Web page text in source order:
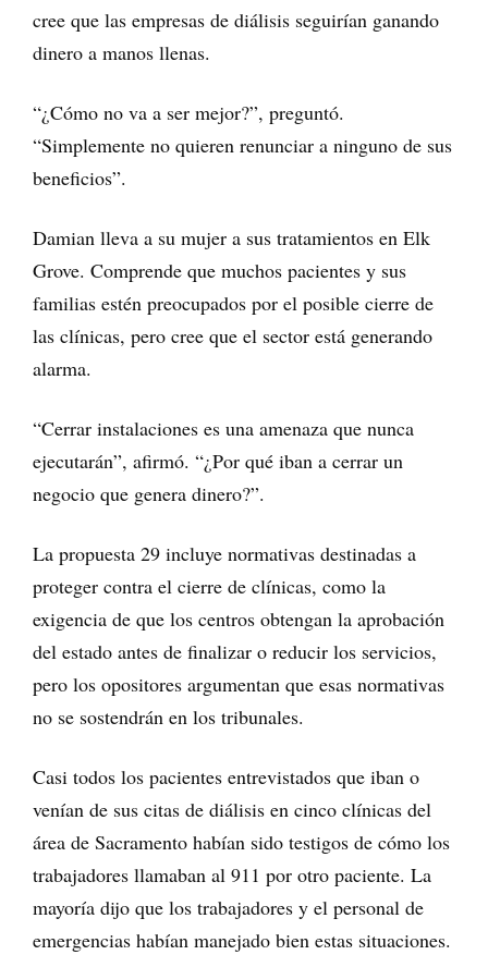
cree que las empresas de diálisis seguirían ganando
dinero a manos llenas.
“¿Cómo no va a ser mejor?”, preguntó.
“Simplemente no quieren renunciar a ninguno de sus
beneficios”.
Damian lleva a su mujer a sus tratamientos en Elk
Grove. Comprende que muchos pacientes y sus
familias estén preocupados por el posible cierre de
las clínicas, pero cree que el sector está generando
alarma.
“Cerrar instalaciones es una amenaza que nunca
ejecutarán”, afirmó. “¿Por qué iban a cerrar un
negocio que genera dinero?”.
La propuesta 29 incluye normativas destinadas a
proteger contra el cierre de clínicas, como la
exigencia de que los centros obtengan la aprobación
del estado antes de finalizar o reducir los servicios,
pero los opositores argumentan que esas normativas
no se sostendrán en los tribunales.
Casi todos los pacientes entrevistados que iban o
venían de sus citas de diálisis en cinco clínicas del
área de Sacramento habían sido testigos de cómo los
trabajadores llamaban al 911 por otro paciente. La
mayoría dijo que los trabajadores y el personal de
emergencias habían manejado bien estas situaciones.